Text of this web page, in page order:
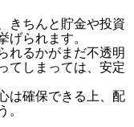
きちんと貯金や投資
られます。
れるかがまだ不透明
てしまっては、安定
は確保できる上、配